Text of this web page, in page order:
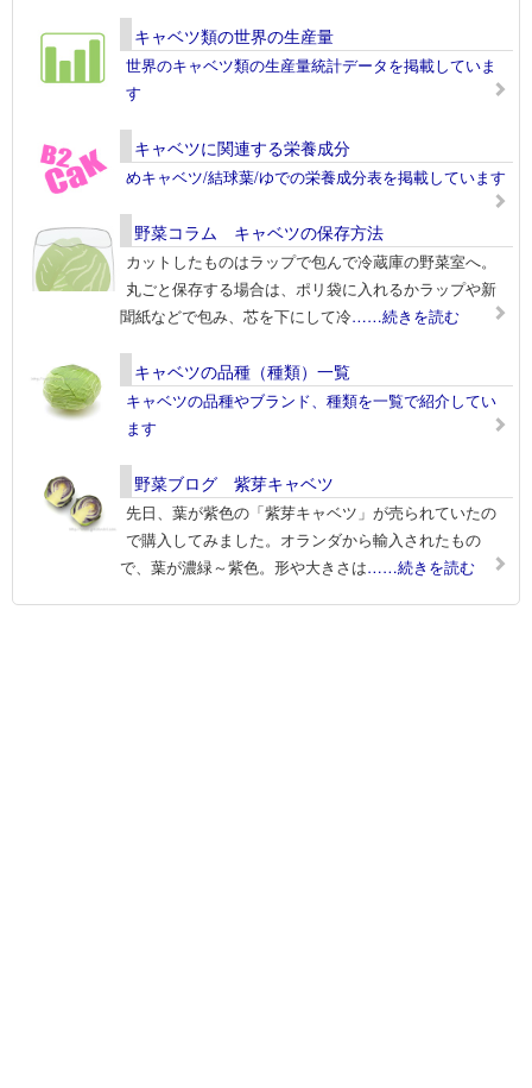
キャベツ類の世界の生産量
世界のキャベツ類の生産量統計データを掲載していま
す
キャベツに関連する栄養成分
めキャベツ/結球葉/ゆでの栄養成分表を掲載しています
野菜コラム キャベツの保存方法
カットしたものはラップで包んで冷蔵庫の野菜室へ。
丸ごと保存する場合は、ポリ袋に入れるかラップや新
聞紙などで包み、芯を下にして冷……続きを読む
キャベツの品種（種類）一覧
キャベツの品種やブランド、種類を一覧で紹介してい
ます
野菜ブログ 紫芽キャベツ
先日、葉が紫色の「紫芽キャベツ」が売られていたの
で購入してみました。オランダから輸入されたもの
で、葉が濃緑～紫色。形や大きさは……続きを読む